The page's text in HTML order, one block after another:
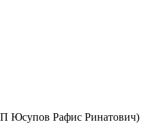
Юсупов Рафис Ринатович)